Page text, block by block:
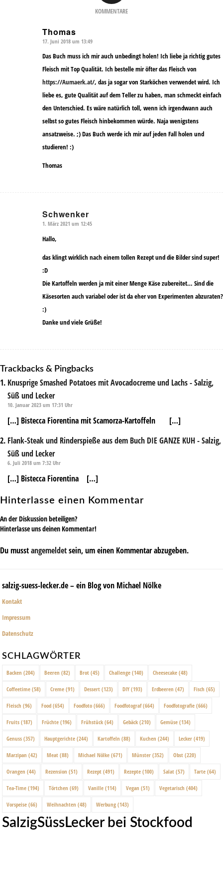
KOMMENTARE
Thomas
sagte:
17. Juni 2018 um 13:49
Das Buch muss ich mir auch unbedingt holen! Ich liebe ja richtig gutes
Fleisch mit Top Qualität. Ich bestelle mir öfter das Fleisch von
https://Aumaerk.at/, das ja sogar von Starköchen verwendet wird. Ich
liebe es, gute Qualität auf dem Teller zu haben, man schmeckt einfach
den Unterschied. Es wäre natürlich toll, wenn ich irgendwann auch
selbst so gutes Fleisch hinbekommen würde. Naja wenigstens
ansatzweise. ;) Das Buch werde ich mir auf jeden Fall holen und
studieren! :)
Thomas
Schwenker
sagte:
1. März 2021 um 12:45
Hallo,
das klingt wirklich nach einem tollen Rezept und die Bilder sind super!
:D
Die Kartoffeln werden ja mit einer Menge Käse zubereitet… Sind die
Käsesorten auch variabel oder ist da eher von Experimenten abzuraten?
:)
Danke und viele Grüße!
Trackbacks & Pingbacks
Knusprige Smashed Potatoes mit Avocadocreme und Lachs - Salzig,
Süß und Lecker
10. Januar 2023 um 17:31 Uhr
[…] Bistecca Fiorentina mit Scamorza-Kartoffeln […]
Flank-Steak und Rinderspieße aus dem Buch DIE GANZE KUH - Salzig,
Süß und Lecker
6. Juli 2018 um 7:32 Uhr
[…] Bistecca Fiorentina […]
Hinterlasse einen Kommentar
An der Diskussion beteiligen?
Hinterlasse uns deinen Kommentar!
Du musstangemeldetsein, um einen Kommentar abzugeben.
salzig-suess-lecker.de – ein Blog von Michael Nölke
Kontakt
Impressum
Datenschutz
SCHLAGWÖRTER
Backen (204) Beeren (82) Brot (45) Challenge (140) Cheesecake (48)
Coffeetime (58) Creme (91) Dessert (123) DIY (193) Erdbeeren (47) Fisch (65)
Fleisch (96) Food (654) Foodfoto (666) Foodfotograf(664) Foodfotografie (666)
Fruits (187) Früchte (196) Frühstück (64) Gebäck (210) Gemüse (134)
Genuss (357) Hauptgerichte (244) Kartoffeln (88) Kuchen (244) Lecker (419)
Marzipan (42) Meat (88) Michael Nölke (671) Münster (352) Obst (220)
Orangen (44) Rezension (51) Rezept (491) Rezepte (100) Salat (57) Tarte (64)
Tea-Time (194) Törtchen (69) Vanille (114) Vegan (51) Vegetarisch (404)
Vorspeise (66) Weihnachten (48) Werbung (143)
SalzigSüssLecker bei Stockfood